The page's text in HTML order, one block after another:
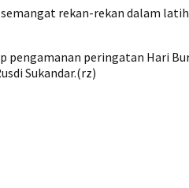
rekan-rekan dalam
pengamanan peringatan Hari
Sukandar.(rz)